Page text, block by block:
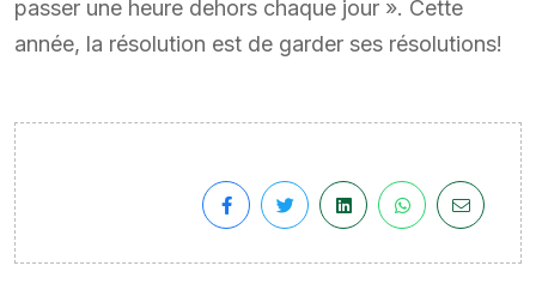
passer une heure dehors chaque jour ». Cette
année, la résolution est de garder ses résolutions!